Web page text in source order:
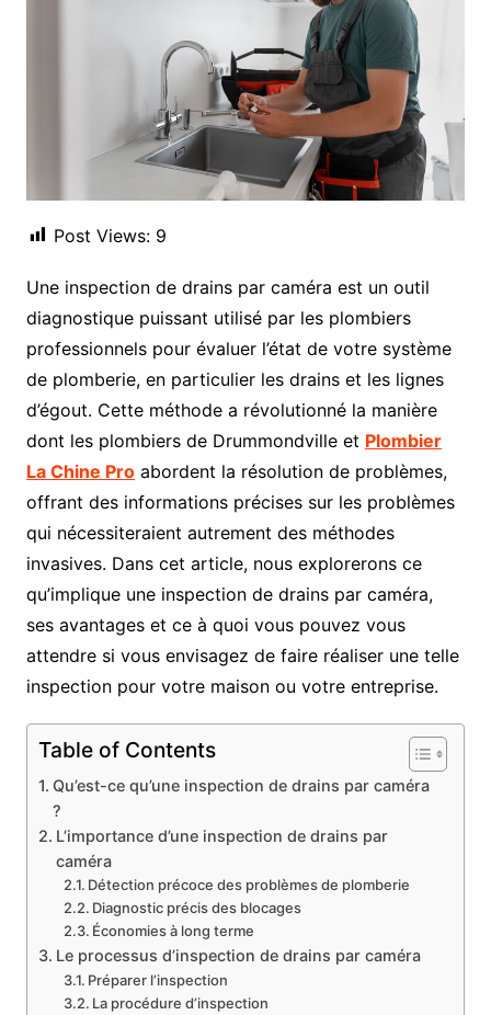
Post Views: 9
Une inspection de drains par caméra est un outil
diagnostique puissant utilisé par les plombiers
professionnels pour évaluer l’état de votre système
de plomberie, en particulier les drains et les lignes
d’égout. Cette méthode a révolutionné la manière
dont les plombiers de Drummondville et Plombier
La Chine Proabordent la résolution de problèmes,
offrant des informations précises sur les problèmes
qui nécessiteraient autrement des méthodes
invasives. Dans cet article, nous explorerons ce
qu’implique une inspection de drains par caméra,
ses avantages et ce à quoi vous pouvez vous
attendre si vous envisagez de faire réaliser une telle
inspection pour votre maison ou votre entreprise.
Table of Contents
Qu’est-ce qu’une inspection de drains par caméra
?
L’importance d’une inspection de drains par
caméra
Détection précoce des problèmes de plomberie
Diagnostic précis des blocages
Économies à long terme
Le processus d’inspection de drains par caméra
Préparer l’inspection
La procédure d’inspection